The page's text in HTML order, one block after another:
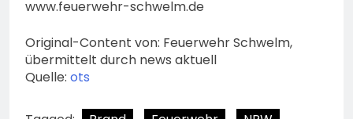
www.feuerwehr-schwelm.de
Original-Content von: Feuerwehr Schwelm,
übermittelt durch news aktuell
Quelle: ots